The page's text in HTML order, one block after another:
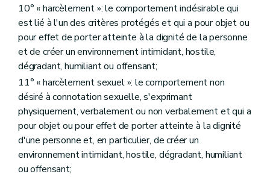
10° « harcèlement »: le comportement indésirable qui
est lié à l'un des critères protégés et qui a pour objet ou
pour effet de porter atteinte à la dignité de la personne
et de créer un environnement intimidant, hostile,
dégradant, humiliant ou offensant;
11° « harcèlement sexuel »: le comportement non
désiré à connotation sexuelle, s'exprimant
physiquement, verbalement ou non verbalement et qui a
pour objet ou pour effet de porter atteinte à la dignité
d'une personne et, en particulier, de créer un
environnement intimidant, hostile, dégradant, humiliant
ou offensant;